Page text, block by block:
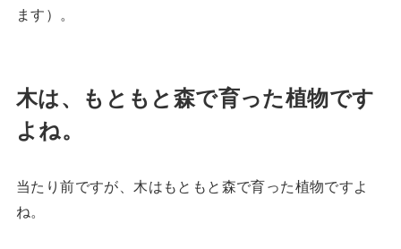
ます）。
木は、もともと森で育った植物です
よね。
当たり前ですが、木はもともと森で育った植物ですよ
ね。